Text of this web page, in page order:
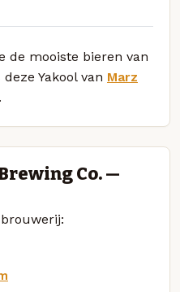
de mooiste bieren van
Yakool van Marz
.
Co. —